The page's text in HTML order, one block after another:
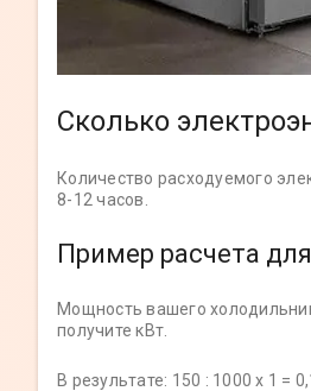
Сколько
Количество расходуемого
8-12 часов.
Пример расчета
Мощность вашего
получите кВт.
В результате: 150 : 1000 х 1 =